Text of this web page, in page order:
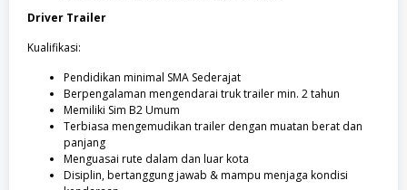
Driver Trailer
Kualifikasi:
Pendidikan minimal SMA Sederajat
Berpengalaman mengendarai truk trailer min. 2 tahun
Memiliki Sim B2 Umum
Terbiasa mengemudikan trailer dengan muatan berat dan
panjang
Menguasai rute dalam dan luar kota
Disiplin, bertanggung jawab & mampu menjaga kondisi